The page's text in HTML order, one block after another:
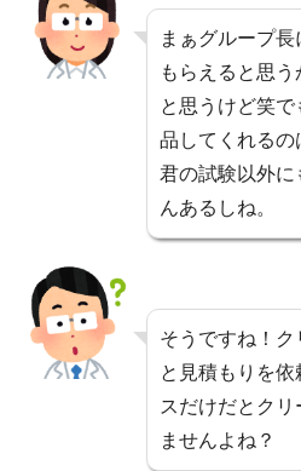
まぁグループ
もらえると思
と思うけど笑
品してくれる
君の試験以外に
んあるしね。
そうですね！
と見積もりを
スだけだとク
ませんよね？